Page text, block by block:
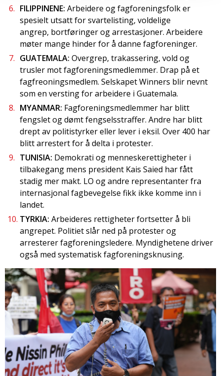
FILIPPINENE: Arbeidere og fagforeningsfolk er
spesielt utsatt for svartelisting, voldelige
angrep, bortføringer og arrestasjoner. Arbeidere
møter mange hinder for å danne fagforeninger.
GUATEMALA: Overgrep, trakassering, vold og
trusler mot fagforeningsmedlemmer. Drap på et
fagfreoningsmedlem. Selskapet Winners blir nevnt
som en versting for arbeidere i Guatemala.
MYANMAR: Fagforeningsmedlemmer har blitt
fengslet og dømt fengselsstraffer. Andre har blitt
drept av politistyrker eller lever i eksil. Over 400 har
blitt arrestert for å delta i protester.
TUNISIA: Demokrati og menneskerettigheter i
tilbakegang mens president Kais Saied har fått
stadig mer makt. LO og andre representanter fra
internasjonal fagbevegelse fikk ikke komme inn i
landet.
TYRKIA: Arbeideres rettigheter fortsetter å bli
angrepet. Politiet slår ned på protester og
arresterer fagforeningsledere. Myndighetene driver
også med systematisk fagforeningsknusing.